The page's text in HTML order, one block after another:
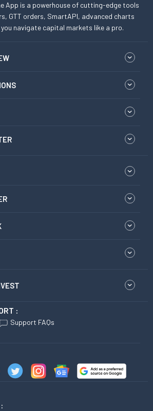
App is a powerhouse of cutting-edge tools
GTT orders, SmartAPI, advanced charts
navigate capital markets like a pro.
:
Support FAQs